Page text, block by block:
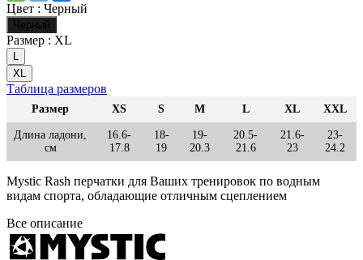
Цвет : Черный
Черный
Размер : XL
XL
Таблица размеров
Размер XS S M L XL XXL
Длина ладони,
см
16.6-
17.8
18-
19
19-
20.3
20.5-
21.6
21.6-
23
23-
24.2
Mystic Rash перчатки для Ваших тренировок по водным
видам спорта, обладающие отличным сцеплением
Все описание